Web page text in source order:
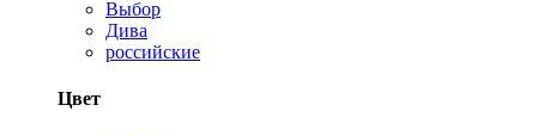
Выбор
Дива
российские
Цвет